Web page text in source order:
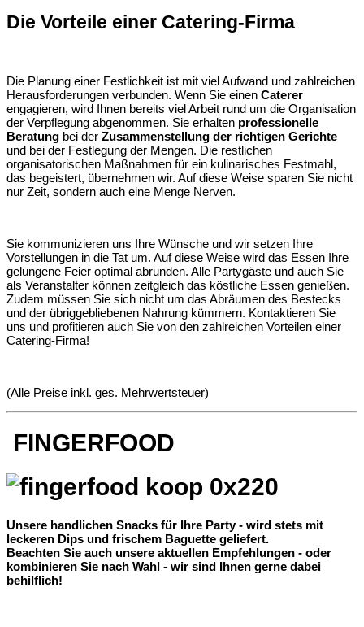
Die Vorteile einer Catering-Firma
Die Planung einer Festlichkeit ist mit viel Aufwand und zahlreichen
Herausforderungen verbunden. Wenn Sie einen Caterer
engagieren, wird Ihnen bereits viel Arbeit rund um die Organisation
der Verpflegung abgenommen. Sie erhalten professionelle
Beratung bei der Zusammenstellung der richtigen Gerichte
und bei der Festlegung der Mengen. Die restlichen
organisatorischen Maßnahmen für ein kulinarisches Festmahl,
das begeistert, übernehmen wir. Auf diese Weise sparen Sie nicht
nur Zeit, sondern auch eine Menge Nerven.
Sie kommunizieren uns Ihre Wünsche und wir setzen Ihre
Vorstellungen in die Tat um. Auf diese Weise wird das Essen Ihre
gelungene Feier optimal abrunden. Alle Partygäste und auch Sie
als Veranstalter können zeitgleich das köstliche Essen genießen.
Zudem müssen Sie sich nicht um das Abräumen des Bestecks
und der übriggebliebenen Nahrung kümmern. Kontaktieren Sie
uns und profitieren auch Sie von den zahlreichen Vorteilen einer
Catering-Firma!
(Alle Preise inkl. ges. Mehrwertsteuer)
FINGERFOOD
Unsere handlichen Snacks für Ihre Party - wird stets mit
leckeren Dips und frischem Baguette geliefert.
Beachten Sie auch unsere aktuellen Empfehlungen - oder
kombinieren Sie nach Wahl - wir sind Ihnen gerne dabei
behilflich!